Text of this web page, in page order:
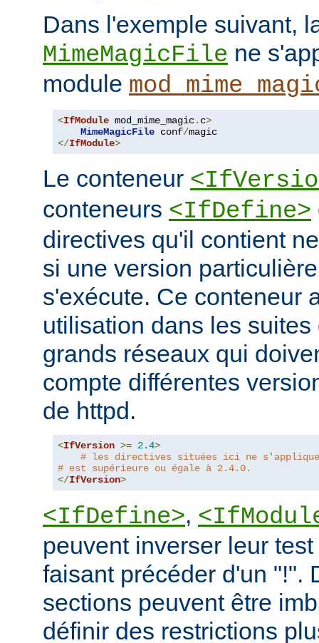
Dans l'exemple suivant,
MimeMagicFile ne
module
<IfModule mod_mime_magic. c>
MimeMagicFile conf/
</IfModule>
Le conteneur
conteneurs <IfDefine>
directives qu'il contient
si une version
s'exécute. Ce conteneur
utilisation dans les
grands réseaux qui
compte différentes
de httpd.
<IfVersion >= 2.4>
# les directives situées ici ne
# est supérieure ou égale à 2.4.0.
</IfVersion>
<IfDefine>,
peuvent inverser leur
faisant précéder d'un "!".
sections peuvent être
définir des restrictions